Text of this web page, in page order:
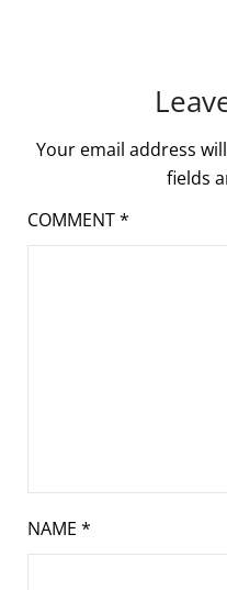
Your email address
fields
COMMENT*
NAME *